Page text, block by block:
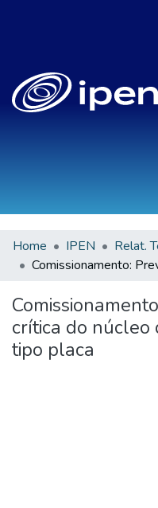
Sobre
All of DSpace
Statistics
Home IPEN
Relat.
crítica do núcleo
tipo placa